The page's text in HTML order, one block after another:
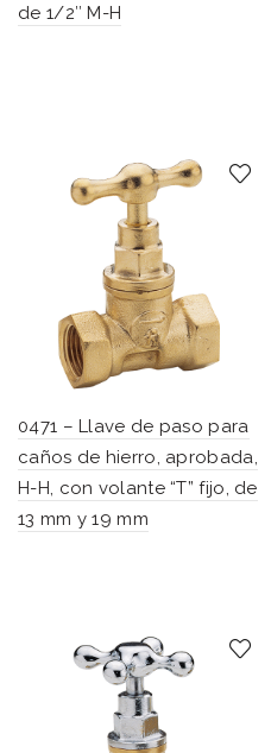
de 1/2″ M-H
0471 – Llave de paso para
caños de hierro, aprobada,
H-H, con volante “T” fijo, de
13 mm y 19 mm